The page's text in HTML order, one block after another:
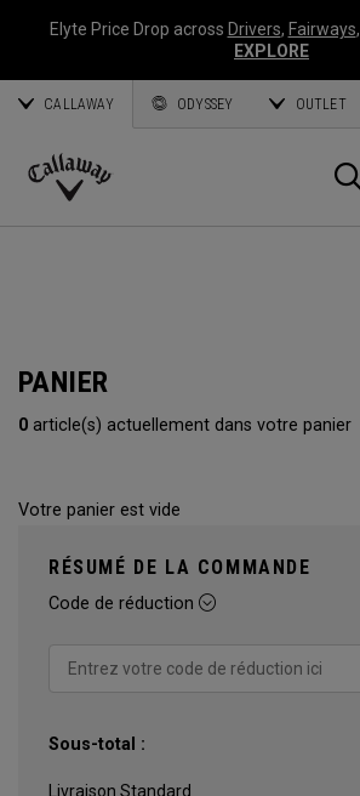
Elyte Price Drop across Drivers, Fairways,
EXPLORE
CALLAWAY ODYSSEY OUTLET
Callaway
PANIER
0 article(s) actuellement dans votre panier
Votre panier est vide
RÉSUMÉ DE LA COMMANDE
Code de réduction
Sous-total :